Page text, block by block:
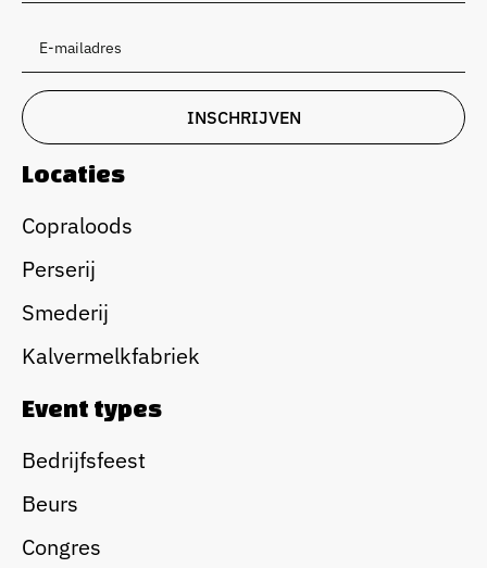
Locaties
Copraloods
Perserij
Smederij
Kalvermelkfabriek
Event types
Bedrijfsfeest
Beurs
Congres